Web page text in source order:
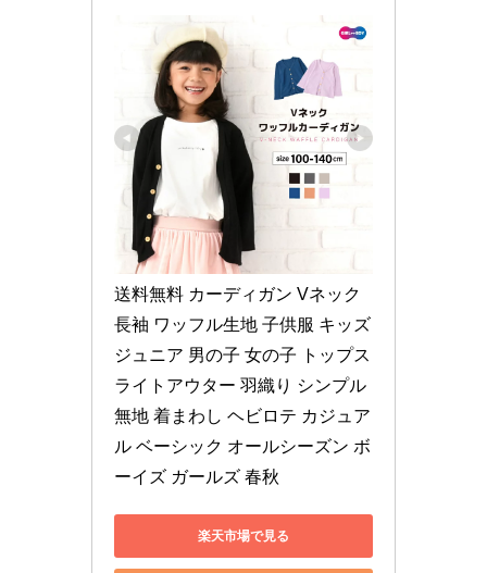
送料無料 カーディガン Vネック
長袖 ワッフル生地 子供服 キッズ
ジュニア 男の子 女の子 トップス
ライトアウター 羽織り シンプル
無地 着まわし ヘビロテ カジュア
ル ベーシック オールシーズン ボ
ーイズ ガールズ 春秋
楽天市場で見る